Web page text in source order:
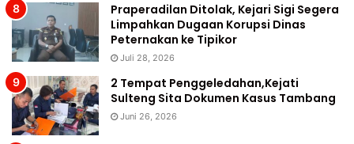
Praperadilan Ditolak, Kejari Sigi Segera
Limpahkan Dugaan Korupsi Dinas
Peternakan ke Tipikor
Juli 28, 2026
2 Tempat Penggeledahan,Kejati
Sulteng Sita Dokumen Kasus Tambang
Juni 26, 2026